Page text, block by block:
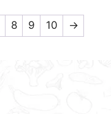
8 9 10 →